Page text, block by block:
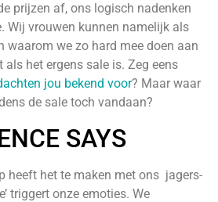
prijzen af, ons logisch nadenken
Wij vrouwen kunnen namelijk als
waarom we zo hard mee doen aan
het ergens sale is. Zeg eens
jou bekend voor? Maar waar
de sale toch vandaan?
SAYS
heeft het te maken met ons jagers-
triggert onze emoties. We